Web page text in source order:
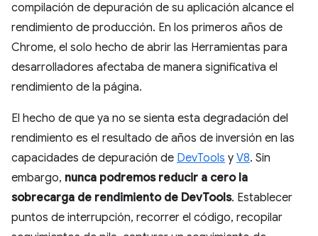
compilación de depuración de su aplicación alcance el
rendimiento de producción. En los primeros años de
Chrome, el solo hecho de abrir las Herramientas para
desarrolladores afectaba de manera significativa el
rendimiento de la página.
El hecho de que ya no se sienta esta degradación del
rendimiento es el resultado de años de inversión en las
capacidades de depuración de DevTools y V8. Sin
embargo, nunca podremos reducir a cero la
sobrecarga de rendimiento de DevTools. Establecer
puntos de interrupción, recorrer el código, recopilar